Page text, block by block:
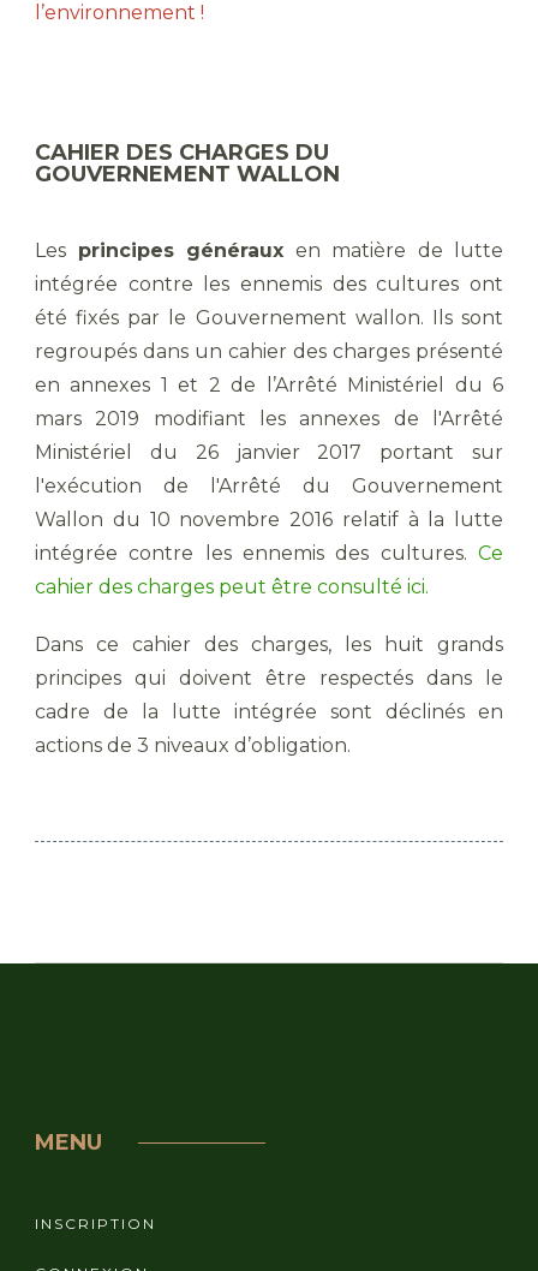
l’environnement !
CAHIER DES CHARGES DU
GOUVERNEMENT WALLON
Les principes généraux en matière de lutte
intégrée contre les ennemis des cultures ont
été fixés par le Gouvernement wallon. Ils sont
regroupés dans un cahier des charges présenté
en annexes 1 et 2 de l’Arrêté Ministériel du 6
mars 2019 modifiant les annexes de l'Arrêté
Ministériel du 26 janvier 2017 portant sur
l'exécution de l'Arrêté du Gouvernement
Wallon du 10 novembre 2016 relatif à la lutte
intégrée contre les ennemis des cultures. Ce
cahier des charges peut être consulté ici.
Dans ce cahier des charges, les huit grands
principes qui doivent être respectés dans le
cadre de la lutte intégrée sont déclinés en
actions de 3 niveaux d’obligation.
MENU
INSCRIPTION